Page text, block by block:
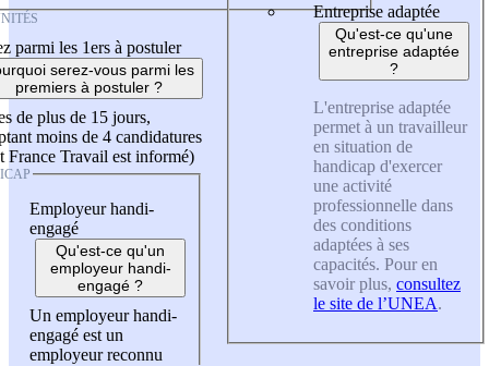
parmi les 1ers à postuler
serez-vous parmi les
premiers à postuler ?
de plus de 15 jours,
moins de 4 candidatures
France Travail est informé)
Employeur handi-
engagé
Qu'est-ce qu'un
employeur handi-
engagé ?
Un employeur handi-
engagé est un
employeur reconnu
Entreprise adaptée
Qu'est-ce qu'une
entreprise adaptée
?
L'entreprise adaptée
permet à un travailleur
en situation de
handicap d'exercer
une activité
professionnelle dans
des conditions
adaptées à ses
capacités. Pour en
savoir plus, consultez
le site de l’UNEA.